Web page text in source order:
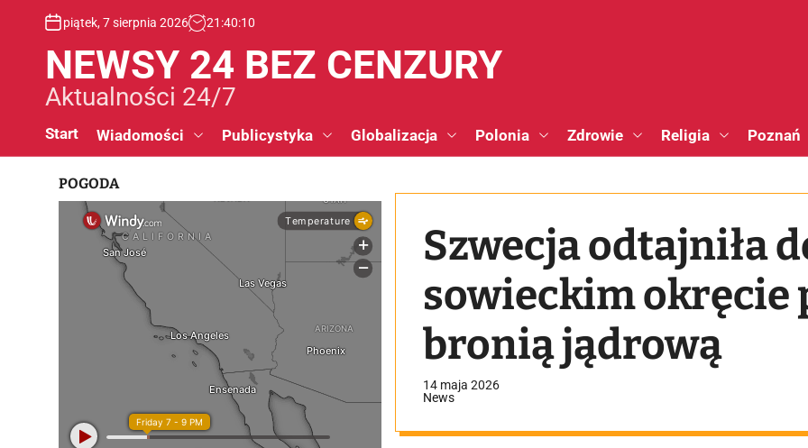
piątek, 7 sierpnia 2026 21 :40:10
NEWSY 24 BEZ CENZURY
Aktualności 24/7
Start Wiadomości Publicystyka Globalizacja Polonia Zdrowie Religia Poznań
Szwecja odtajniła
sowieckim okręcie
bronią jądrową
14 maja 2026
News
POGODA